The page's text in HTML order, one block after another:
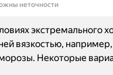
неточности
экстремального
вязкостью,
морозы. Некоторые